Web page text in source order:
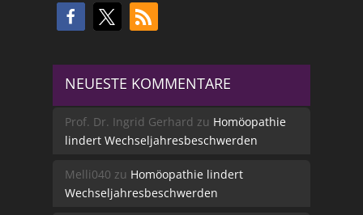
NEUESTE KOMMENTARE
Prof. Dr. Ingrid Gerhard zu Homöopathie
lindert Wechseljahresbeschwerden
Melli040 zu Homöopathie lindert
Wechseljahresbeschwerden